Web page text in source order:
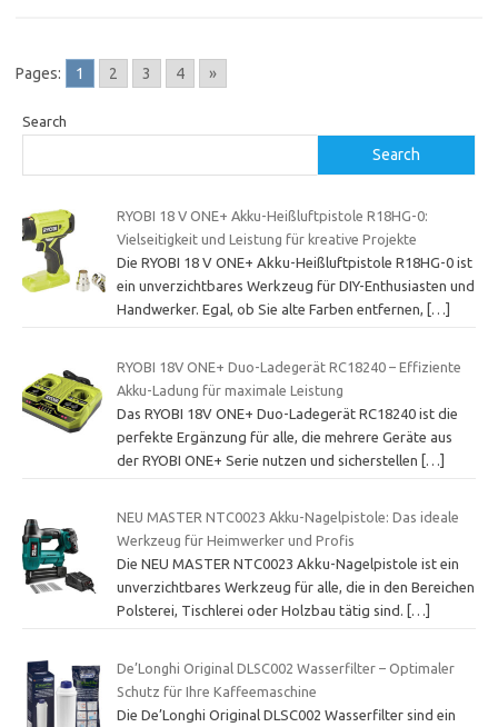
Pages: 1 2 3 4 »
Search
Search
RYOBI 18 V ONE+ Akku-Heißluftpistole R18HG-0:
Vielseitigkeit und Leistung für kreative Projekte
Die RYOBI 18 V ONE+ Akku-Heißluftpistole R18HG-0 ist
ein unverzichtbares Werkzeug für DIY-Enthusiasten und
Handwerker. Egal, ob Sie alte Farben entfernen,
[…]
RYOBI 18V ONE+ Duo-Ladegerät RC18240 – Effiziente
Akku-Ladung für maximale Leistung
Das RYOBI 18V ONE+ Duo-Ladegerät RC18240 ist die
perfekte Ergänzung für alle, die mehrere Geräte aus
der RYOBI ONE+ Serie nutzen und sicherstellen […]
NEU MASTER NTC0023 Akku-Nagelpistole: Das ideale
Werkzeug für Heimwerker und Profis
Die NEU MASTER NTC0023 Akku-Nagelpistole ist ein
unverzichtbares Werkzeug für alle, die in den Bereichen
Polsterei, Tischlerei oder Holzbau tätig sind.
[…]
De’Longhi Original DLSC002 Wasserfilter – Optimaler
Schutz für Ihre Kaffeemaschine
Die De’Longhi Original DLSC002 Wasserfilter sind ein